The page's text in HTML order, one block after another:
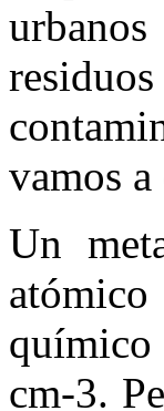
vamos a
Un
químico
cm-3.